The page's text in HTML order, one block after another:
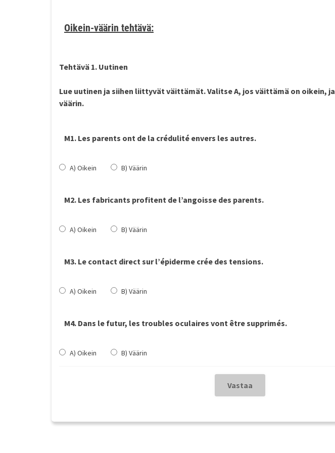
Oikein-väärin tehtävä:
Tehtävä 1. Uutinen
Lue uutinen ja siihen liittyvät väittämät. ValitseA, jos väittämä on oikein, ja
väärin.
M1. Les parents ont de la crédulité envers les autres.
A) Oikein B) Väärin
M2. Les fabricants profitent de l’angoisse des parents.
A) Oikein B) Väärin
M3. Le contact direct sur l’épiderme crée des tensions.
A) Oikein B) Väärin
M4. Dans le futur, les troubles oculaires vont être supprimés.
A) Oikein B) Väärin